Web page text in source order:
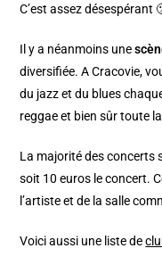
C’est assez désespérant
Il y a néanmoins une
diversifiée. A Cracovie,
du jazz et du blues
reggae et bien sûr toute
La majorité des concerts
soit 10 euros le concert.
l’artiste et de la salle
Voici aussi une liste de